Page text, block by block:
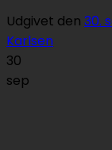
Udgivet den 30.
Karlsen
30
sep